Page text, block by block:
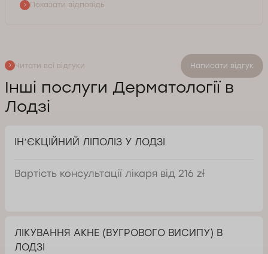
Показати відповідь
Читати всі відгуки Написати відгук
Інші послуги Дерматології в
Лодзі
ІНʼЄКЦІЙНИЙ ЛІПОЛІЗ У ЛОДЗІ
Вартість консультації лікаря від 216 zł
ЛІКУВАННЯ АКНЕ (ВУГРОВОГО ВИСИПУ) В
ЛОДЗІ